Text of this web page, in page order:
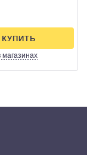
магазинах
КУПИТЬ